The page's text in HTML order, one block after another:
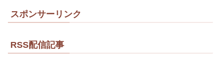
スポンサーリンク
RSS配信記事